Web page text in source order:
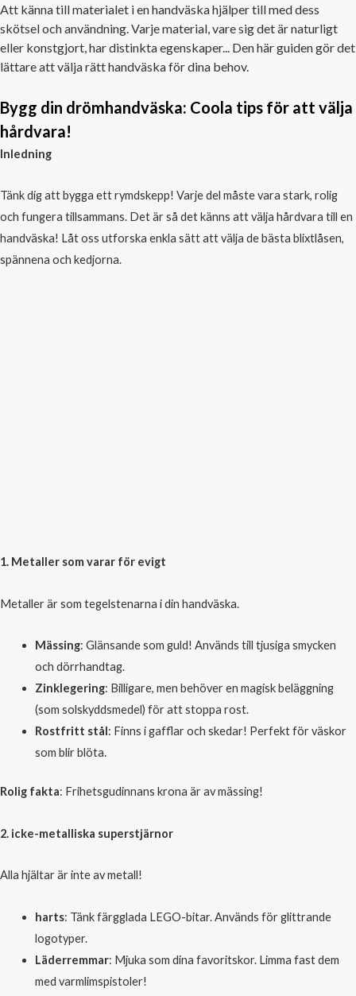
Att känna till materialet i en handväska hjälper till med dess
skötsel och användning. Varje material, vare sig det är naturligt
eller konstgjort, har distinkta egenskaper... Den här guiden gör det
lättare att välja rätt handväska för dina behov.
Bygg din drömhandväska: Coola tips för att välja
hårdvara!
Inledning
Tänk dig att bygga ett rymdskepp! Varje del måste vara stark, rolig
och fungera tillsammans. Det är så det känns att välja hårdvara till en
handväska! Låt oss utforska enkla sätt att välja de bästa blixtlåsen,
spännena och kedjorna.
1. Metaller som varar för evigt
Metaller är som tegelstenarna i din handväska.
Mässing: Glänsande som guld! Används till tjusiga smycken
och dörrhandtag.
Zinklegering: Billigare, men behöver en magisk beläggning
(som solskyddsmedel) för att stoppa rost.
Rostfritt stål: Finns i gafflar och skedar! Perfekt för väskor
som blir blöta.
Rolig fakta: Frihetsgudinnans krona är av mässing!
2. icke-metalliska superstjärnor
Alla hjältar är inte av metall!
harts: Tänk färgglada LEGO-bitar. Används för glittrande
logotyper.
Läderremmar: Mjuka som dina favoritskor. Limma fast dem
med varmlimspistoler!